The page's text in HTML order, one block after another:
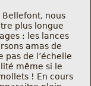
Bellefont, nous
plus longue
: les lances
amas de
pas de l’échelle
même si le
! En cours